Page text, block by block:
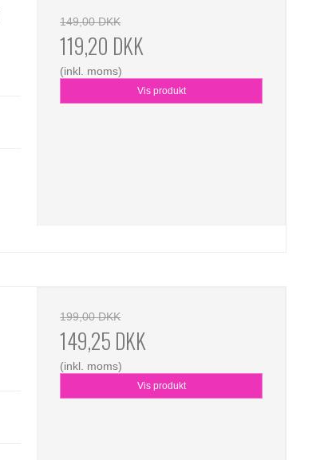
149,00 DKK
119,20 DKK
(inkl. moms)
Vis produkt
199,00 DKK
149,25 DKK
(inkl. moms)
Vis produkt